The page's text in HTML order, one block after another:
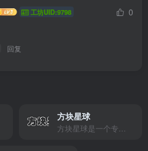
工坊UID:9798
0
回复
方块星球
方块星球是一个专注于我的世界的中文论坛，提供丰富的资源分享、玩家交流和创意展示，包括地图、皮肤、数据包等内容，打造Minecraft玩家的专属社区乐园！